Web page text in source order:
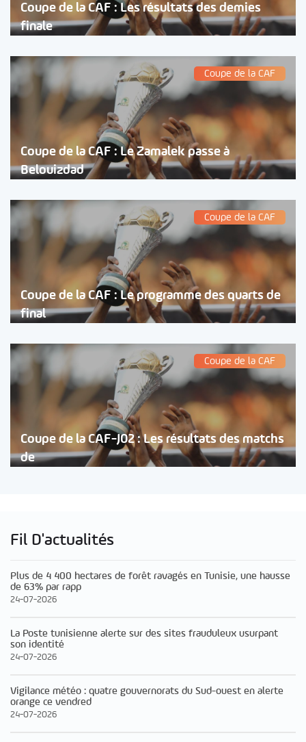
Coupe de la CAF : Les résultats des demies
finale
Coupe de la CAF
Coupe de la CAF : Le Zamalek passe à
Belouizdad
Coupe de la CAF
Coupe de la CAF : Le programme des quarts de
final
Coupe de la CAF
Coupe de la CAF-J02 : Les résultats des matchs
de
Fil D'actualités
Plus de 4 400 hectares de forêt ravagés en Tunisie, une hausse
de 63% par rapp
24-07-2026
La Poste tunisienne alerte sur des sites frauduleux usurpant
son identité
24-07-2026
Vigilance météo : quatre gouvernorats du Sud-ouest en alerte
orange ce vendred
24-07-2026